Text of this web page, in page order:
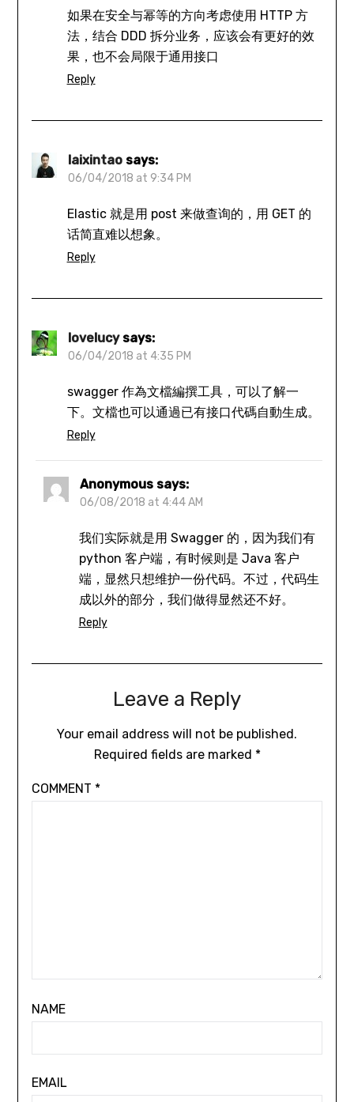
如果在安全与幂等的方向考虑使用 HTTP 方
法，结合 DDD 拆分业务，应该会有更好的效
果，也不会局限于通用接口
Reply
laixintao says:
06/04/2018 at 9:34 PM
Elastic 就是用 post 来做查询的，用 GET 的
话简直难以想象。
Reply
lovelucy says:
06/04/2018 at 4:35 PM
swagger 作為文檔編撰工具，可以了解一
下。文檔也可以通過已有接口代碼自動生成。
Reply
Anonymous says:
06/08/2018 at 4:44 AM
我们实际就是用 Swagger 的，因为我们有
python 客户端，有时候则是 Java 客户
端，显然只想维护一份代码。不过，代码生
成以外的部分，我们做得显然还不好。
Reply
Leave a Reply
Your email address will not be published.
Required fields are marked *
COMMENT *
NAME
EMAIL